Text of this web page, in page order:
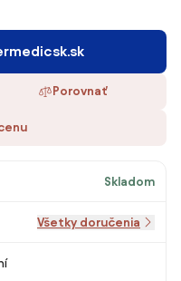
Porovnať
Skladom
Všetky doručenia